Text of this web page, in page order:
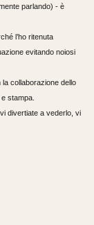
parlando) - è
l’ho ritenuta
evitando noiosi
collaborazione dello
stampa.
divertiate a vederlo, vi